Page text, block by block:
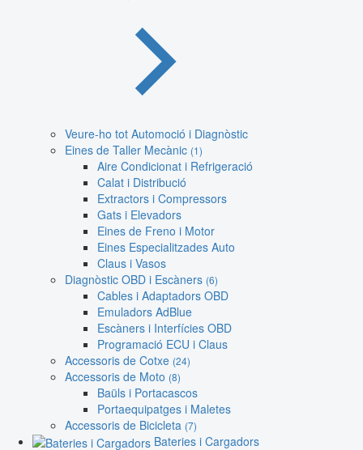
Veure-ho tot Automoció i Diagnòstic
Eines de Taller Mecànic (1)
Aire Condicionat i Refrigeració
Calat i Distribució
Extractors i Compressors
Gats i Elevadors
Eines de Freno i Motor
Eines Especialitzades Auto
Claus i Vasos
Diagnòstic OBD i Escàners (6)
Cables i Adaptadors OBD
Emuladors AdBlue
Escàners i Interfícies OBD
Programació ECU i Claus
Accessoris de Cotxe (24)
Accessoris de Moto (8)
Baüls i Portacascos
Portaequipatges i Maletes
Accessoris de Bicicleta (7)
Bateries i Cargadors